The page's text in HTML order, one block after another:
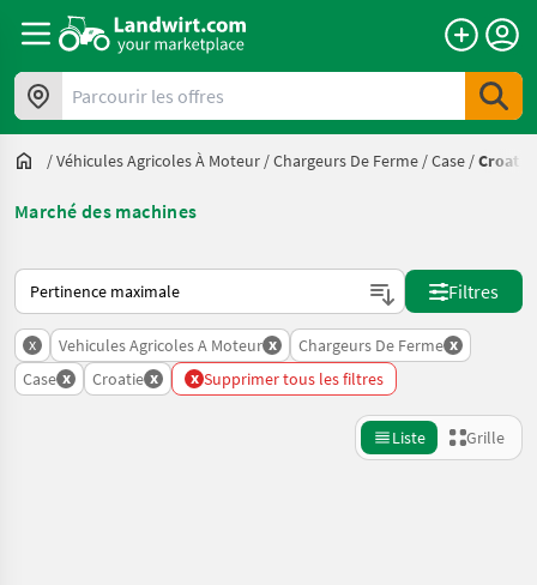
Parcourir les offres
/Véhicules Agricoles À Moteur /Chargeurs De Ferme /Case /Croatie
Marché des machines
Voici comment les annonces sont triées sur Landwirt.com
Filtres
x Vehicules Agricoles A Moteur x Chargeurs De Ferme x
Case x Croatie x x Supprimer tous les filtres
Liste Grille